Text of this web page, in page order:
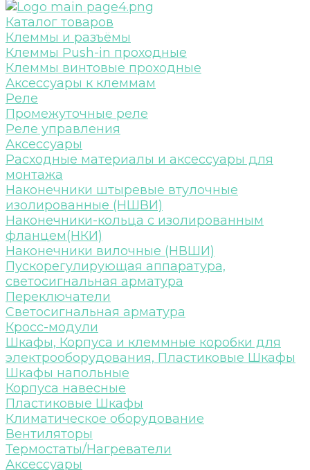
Каталог товаров
Клеммы и разъёмы
Клеммы Push-in проходные
Клеммы винтовые проходные
Аксессуары к клеммам
Реле
Промежуточные реле
Реле управления
Аксессуары
Расходные материалы и аксессуары для
монтажа
Наконечники штыревые втулочные
изолированные (НШВИ)
Наконечники-кольца с изолированным
фланцем(НКИ)
Наконечники вилочные (НВШИ)
Пускорегулирующая аппаратура,
светосигнальная арматура
Переключатели
Светосигнальная арматура
Кросс-модули
Шкафы, Корпуса и клеммные коробки для
электрооборудования, Пластиковые Шкафы
Шкафы напольные
Корпуса навесные
Пластиковые Шкафы
Климатическое оборудование
Вентиляторы
Термостаты/Нагреватели
Аксессуары